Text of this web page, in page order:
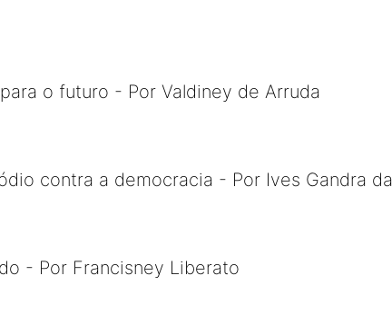
o futuro - Por Valdiney de Arruda
contra a democracia - Por Ives Gandra
- Por Francisney Liberato